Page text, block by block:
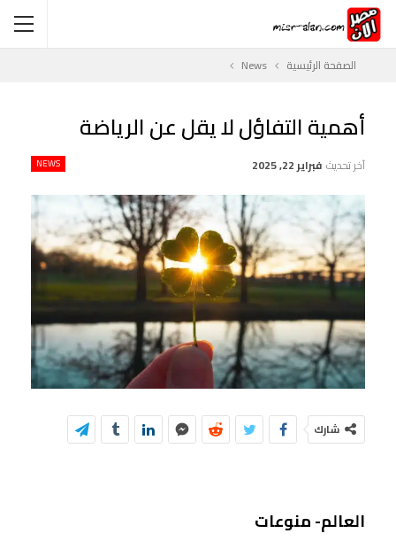
الصفحة الرئيسية News
أهمية التفاؤل لا يقل عن الرياضة
NEWS آخر تحديث فبراير 22, 2025
شارك
العالم- منوعات